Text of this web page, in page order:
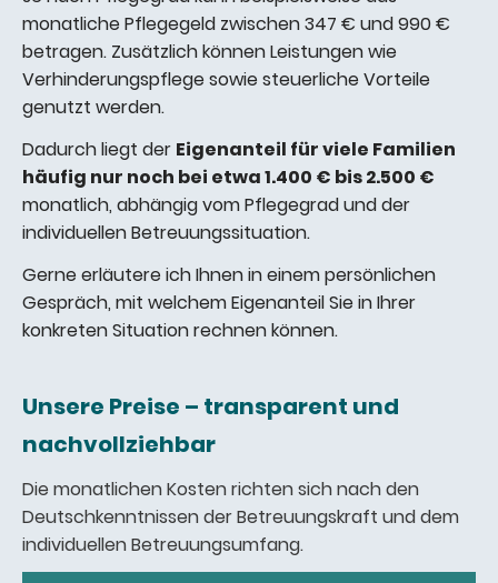
monatliche Pflegegeld zwischen 347 € und 990 €
betragen. Zusätzlich können Leistungen wie
Verhinderungspflege sowie steuerliche Vorteile
genutzt werden.
Dadurch liegt der Eigenanteil für viele Familien
häufig nur noch bei etwa 1.400 € bis 2.500 €
monatlich, abhängig vom Pflegegrad und der
individuellen Betreuungssituation.
Gerne erläutere ich Ihnen in einem persönlichen
Gespräch, mit welchem Eigenanteil Sie in Ihrer
konkreten Situation rechnen können.
Unsere Preise – transparent und
nachvollziehbar
Die monatlichen Kosten richten sich nach den
Deutschkenntnissen der Betreuungskraft und dem
individuellen Betreuungsumfang.